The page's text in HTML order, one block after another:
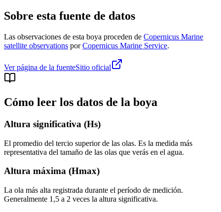
Sobre esta fuente de datos
Las observaciones de esta boya proceden de Copernicus Marine
satellite observations por Copernicus Marine Service.
Ver página de la fuenteSitio oficial
Cómo leer los datos de la boya
Altura significativa (Hs)
El promedio del tercio superior de las olas. Es la medida más
representativa del tamaño de las olas que verás en el agua.
Altura máxima (Hmax)
La ola más alta registrada durante el período de medición.
Generalmente 1,5 a 2 veces la altura significativa.